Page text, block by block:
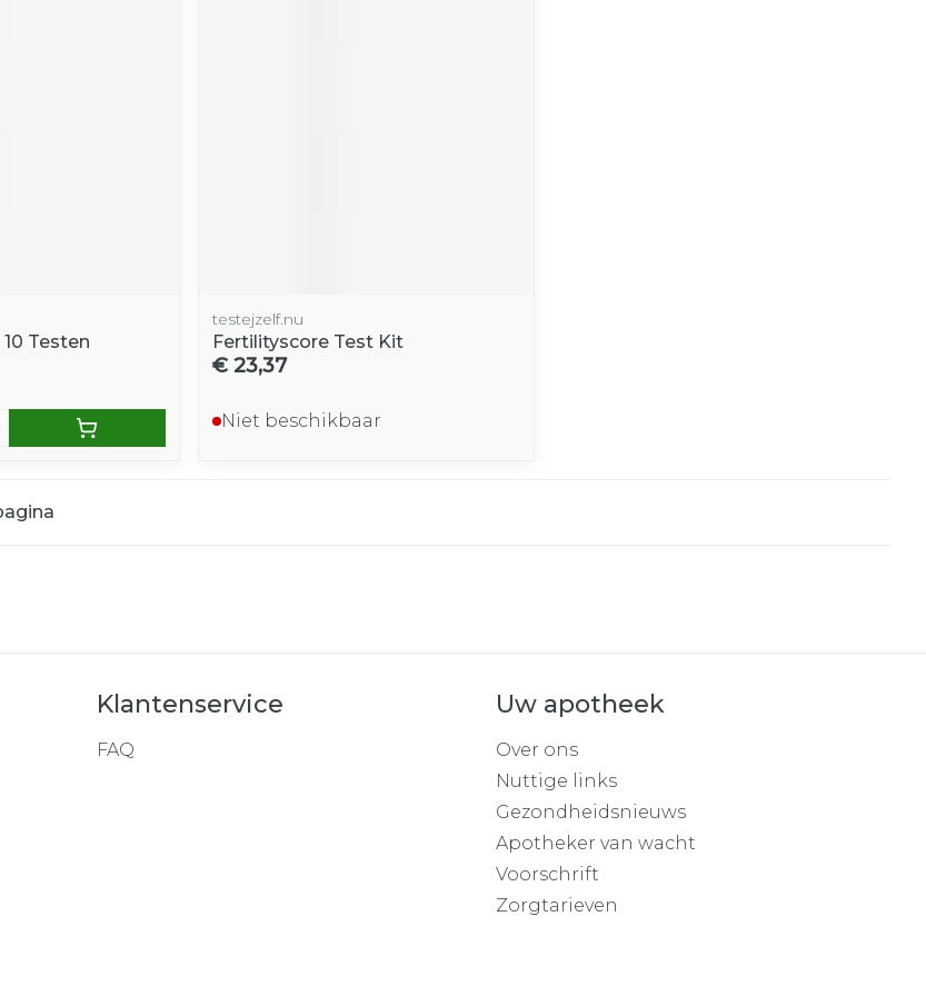
Testen
testejzelf.nu
Fertilityscore Test Kit
€ 23,37
Niet beschikbaar
Klantenservice
FAQ
Uw apotheek
Over ons
Nuttige links
Gezondheidsnieuws
Apotheker van wacht
Voorschrift
Zorgtarieven